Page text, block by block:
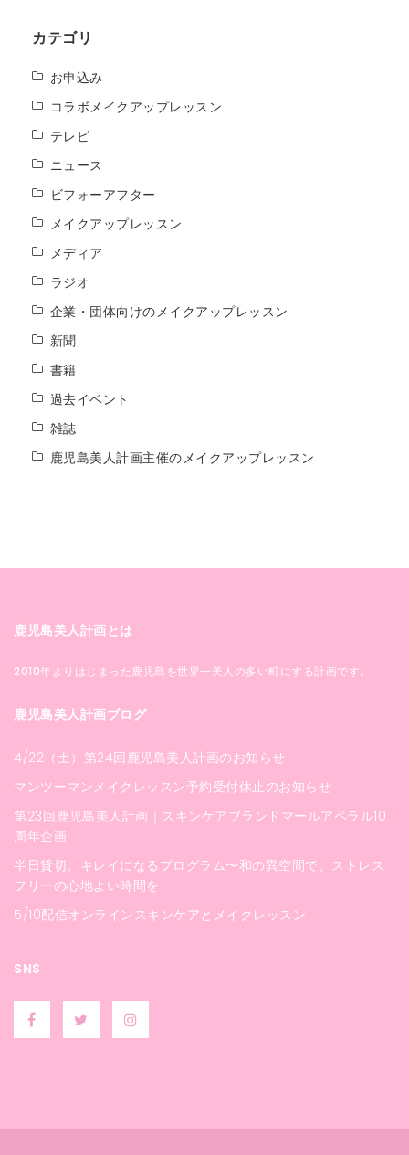
カテゴリ
お申込み
コラボメイクアップレッスン
テレビ
ニュース
ビフォーアフター
メイクアップレッスン
メディア
ラジオ
企業・団体向けのメイクアップレッスン
新聞
書籍
過去イベント
雑誌
鹿児島美人計画主催のメイクアップレッスン
鹿児島美人計画とは
2010年よりはじまった鹿児島を世界一美人の多い町にする計画です。
鹿児島美人計画ブログ
4/22（土）第24回鹿児島美人計画のお知らせ
マンツーマンメイクレッスン予約受付休止のお知らせ
第23回鹿児島美人計画｜スキンケアブランドマールアペラル10
周年企画
半日貸切。キレイになるプログラム〜和の異空間で、ストレス
フリーの心地よい時間を
5/10配信オンラインスキンケアとメイクレッスン
SNS